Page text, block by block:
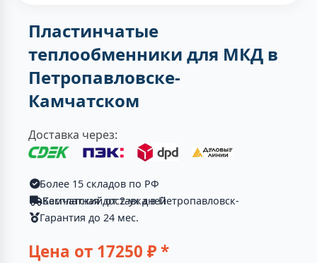
Пластинчатые
теплообменники для МКД в
Петропавловске-
Камчатском
Доставка через:
Более 15 складов по РФ
Бесплатная доставка в Петропавловск-Камчатский от 2-ух дней
Гарантия до 24 мес.
Цена от 17250 ₽ *